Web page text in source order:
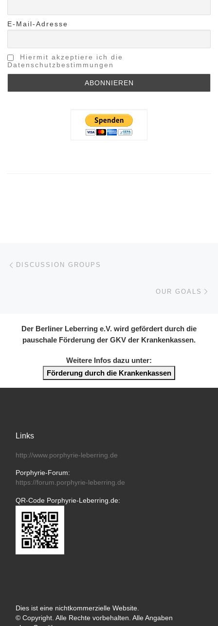
E-Mail-Adresse
Hiermit akzeptiere ich die
Datenschutzbestimmungen
Beitragsnavigation
DISCUSSION GROUPS
OUR GOALS
Der Berliner Leberring e.V. wird gefördert durch die
pauschale Förderung der GKV der Krankenkassen.
Weitere Infos dazu unter:
Förderung durch die Krankenkassen
Links
http://www.porphyrie-leberring.de
Porphyrie-Forum:
https://forum.porphyrie-leberring.de
QR-Code Porphyrie-Leberring.de:
Dies ist eine nichtkommerzielle Website.
© Copyright. Alle Rechte vorbehalten. Alle Angaben